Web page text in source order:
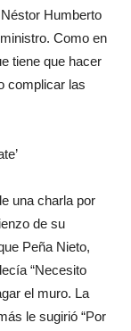
Humberto
Como en
tiene que hacer
complicar las
una charla por
de su
Peña Nieto,
“Necesito
el muro. La
le sugirió “Por